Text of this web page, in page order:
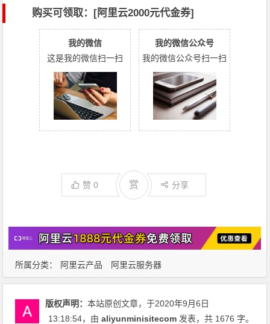
购买可领取：[阿里云2000元代金券]
我的微信
这是我的微信扫一扫
我的微信公众号
我的微信公众号扫一扫
赞0 赏 分享
所属分类： 阿里云产品 阿里云服务器
版权声明：本站原创文章，于2020年9月6日
13:18:54，由aliyunminisitecom 发表，共 1676 字。